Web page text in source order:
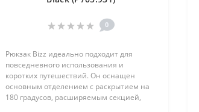
0
Рюкзак Bizz идеально подходит для
повседневного использования и
коротких путешествий. Он оснащен
основным отделением с раскрытием на
180 градусов, расширяемым секцией,